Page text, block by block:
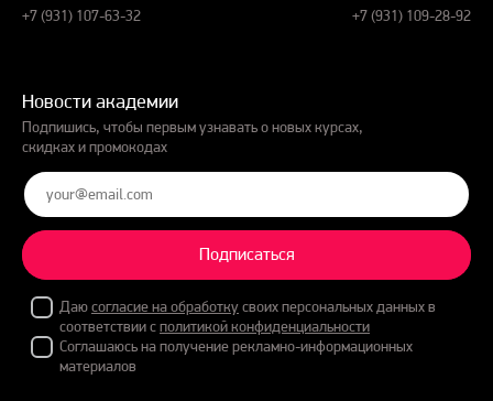
+7 (931) 107-63-32
+7 (931) 109-28-92
Новости академии
Подпишись, чтобы первым узнавать о новых курсах,
скидках и промокодах
Подписаться
Даюсогласие на обработкусвоих персональных данных в
соответствии сполитикой конфиденциальности
Соглашаюсь на получение рекламно-информационных
материалов